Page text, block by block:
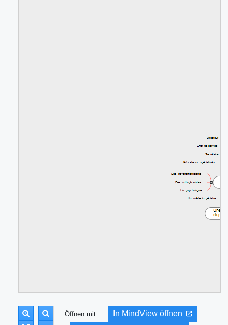
Öffnen mit:
In MindView öffnen